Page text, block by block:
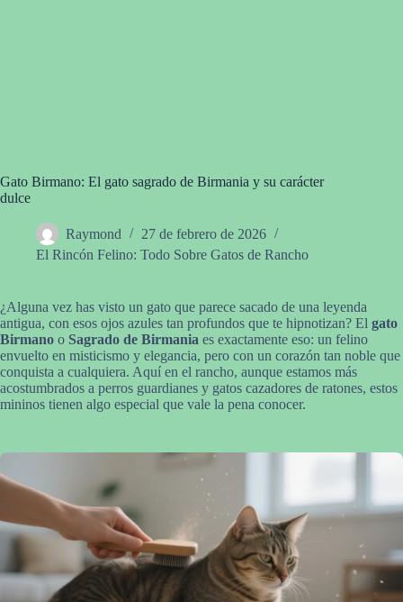
Gato Birmano: El gato sagrado de Birmania y su carácter
dulce
Raymond
27 de febrero de 2026
El Rincón Felino: Todo Sobre Gatos de Rancho
¿Alguna vez has visto un gato que parece sacado de una leyenda
antigua, con esos ojos azules tan profundos que te hipnotizan? El gato
Birmano o Sagrado de Birmania es exactamente eso: un felino
envuelto en misticismo y elegancia, pero con un corazón tan noble que
conquista a cualquiera. Aquí en el rancho, aunque estamos más
acostumbrados a perros guardianes y gatos cazadores de ratones, estos
mininos tienen algo especial que vale la pena conocer.